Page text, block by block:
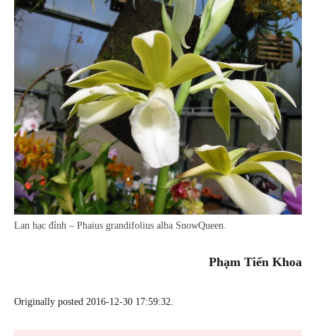
Lan hạc đỉnh – Phaius grandifolius alba SnowQueen.
Phạm Tiến Khoa
Originally posted 2016-12-30 17:59:32.